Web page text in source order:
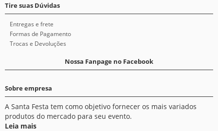
Tire suas Dúvidas
Entregas e frete
Formas de Pagamento
Trocas e Devoluções
Nossa Fanpage no Facebook
Sobre empresa
A Santa Festa tem como objetivo fornecer os mais variados
produtos do mercado para seu evento.
Leia mais